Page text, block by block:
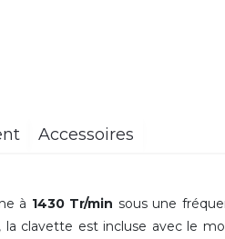
Accessoires
à 1430 Tr/min sous une
, la clavette est incluse avec le